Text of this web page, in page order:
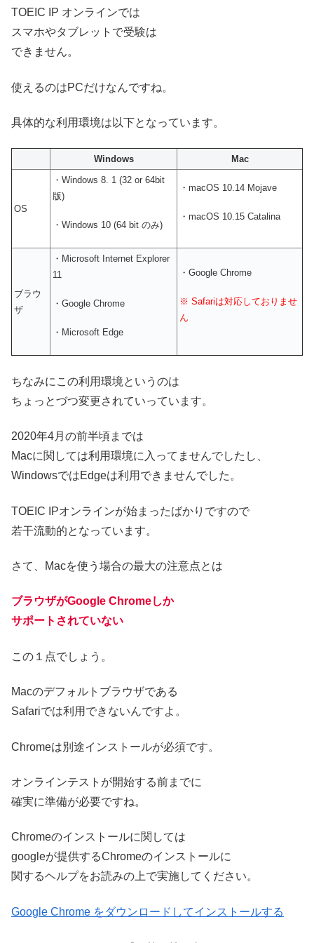
TOEIC IP オンラインでは
スマホやタブレットで受験は
できません。
使えるのはPCだけなんですね。
具体的な利用環境は以下となっています。
Windows Mac
OS
・Windows 8. 1 (32 or 64bit
版)
・Windows 10 (64 bit のみ)
・macOS 10.14 Mojave
・macOS 10.15 Catalina
ブラウ
ザ
・Microsoft Internet Explorer
11
・Google Chrome
・Microsoft Edge
・Google Chrome
※ Safariは対応しておりませ
ん
ちなみにこの利用環境というのは
ちょっとづつ変更されていっています。
2020年4月の前半頃までは
Macに関しては利用環境に入ってませんでしたし、
WindowsではEdgeは利用できませんでした。
TOEIC IPオンラインが始まったばかりですので
若干流動的となっています。
さて、Macを使う場合の最大の注意点とは
ブラウザがGoogle Chromeしか
サポートされていない
この１点でしょう。
Macのデフォルトブラウザである
Safariでは利用できないんですよ。
Chromeは別途インストールが必須です。
オンラインテストが開始する前までに
確実に準備が必要ですね。
Chromeのインストールに関しては
googleが提供するChromeのインストールに
関するヘルプをお読みの上で実施してください。
Google Chrome をダウンロードしてインストールする